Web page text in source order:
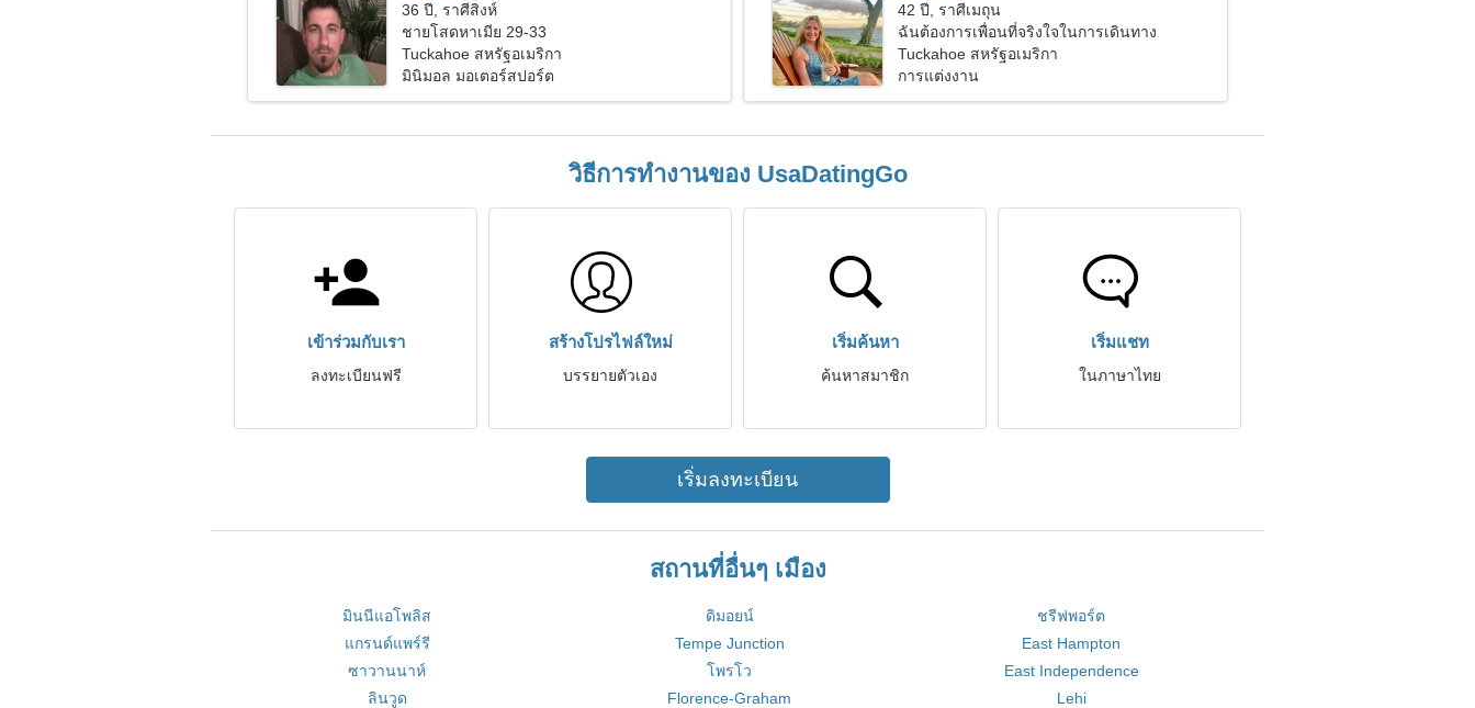
36 ปี, ราศีสิงห์
ชายโสดหาเมีย 29-33
Tuckahoe สหรัฐอเมริกา
มินิมอล มอเตอร์สปอร์ต
42 ปี, ราศีเมถุน
ฉันต้องการเพื่อนที่จริงใจในการเดินทาง
Tuckahoe สหรัฐอเมริกา
การแต่งงาน
วิธีการทำงานของ UsaDatingGo
เข้าร่วมกับเรา
ลงทะเบียนฟรี
สร้างโปรไฟล์ใหม่
บรรยายตัวเอง
เริ่มค้นหา
ค้นหาสมาชิก
เริ่มแชท
ในภาษาไทย
เริ่มลงทะเบียน
สถานที่อื่นๆ เมือง
มินนีแอโพลิส ดิมอยน์
ชรีฟพอร์ต
แกรนด์แพร์รี
Tempe Junction
East Hampton
ซาวานนาห์
โพรโว
East Independence
ลินวูด
Florence-Graham Lehi